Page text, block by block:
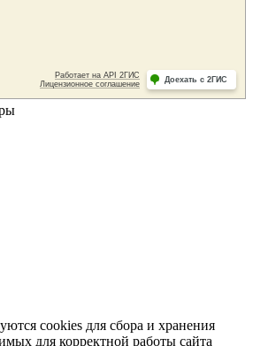
cookies для сбора и хранения
для корректной работы сайта